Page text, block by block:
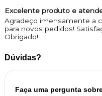
Excelente produto e
Agradeço imensamente a
para novos pedidos!
Obrigado!
Dúvidas?
Faça uma pergunta